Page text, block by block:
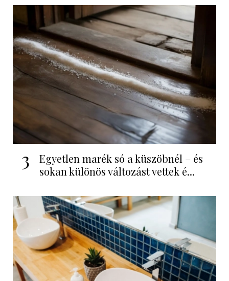
3
Egyetlen marék só a küszöbnél – és
sokan különös változást vettek é...